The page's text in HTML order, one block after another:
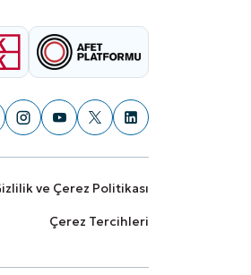
ve Çerez Politikası
Çerez Tercihleri